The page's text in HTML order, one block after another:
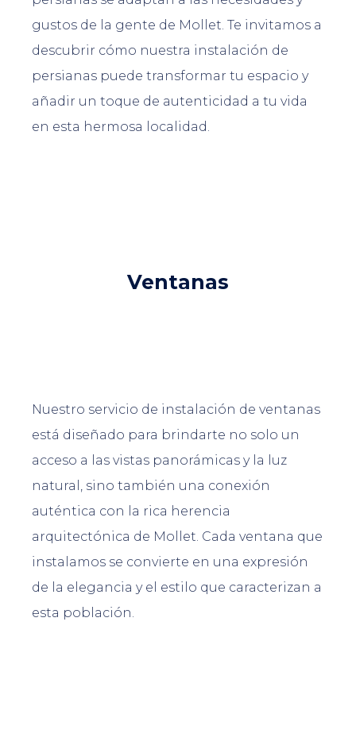
gustos de la gente de Mollet. Te invitamos a
descubrir cómo nuestra instalación de
persianas puede transformar tu espacio y
añadir un toque de autenticidad a tu vida
en esta hermosa localidad.
Ventanas
Nuestro servicio de instalación de ventanas
está diseñado para brindarte no solo un
acceso a las vistas panorámicas y la luz
natural, sino también una conexión
auténtica con la rica herencia
arquitectónica de Mollet. Cada ventana que
instalamos se convierte en una expresión
de la elegancia y el estilo que caracterizan a
esta población.